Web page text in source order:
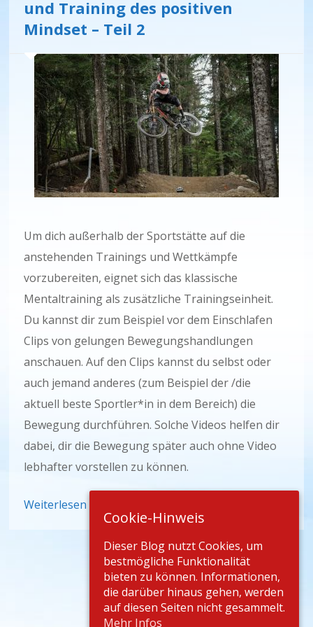
und Training des positiven
Mindset – Teil 2
Um dich außerhalb der Sportstätte auf die
anstehenden Trainings und Wettkämpfe
vorzubereiten, eignet sich das klassische
Mentaltraining als zusätzliche Trainingseinheit.
Du kannst dir zum Beispiel vor dem Einschlafen
Clips von gelungen Bewegungshandlungen
anschauen. Auf den Clips kannst du selbst oder
auch jemand anderes (zum Beispiel der /die
aktuell beste Sportler*in in dem Bereich) die
Bewegung durchführen. Solche Videos helfen dir
dabei, dir die Bewegung später auch ohne Video
lebhafter vorstellen zu können.
Weiterlesen
Cookie-Hinweis
Dieser Blog nutzt Cookies, um
bestmögliche Funktionalität
bieten zu können. Informationen,
die darüber hinaus gehen, werden
auf diesen Seiten nicht gesammelt.
Mehr Infos